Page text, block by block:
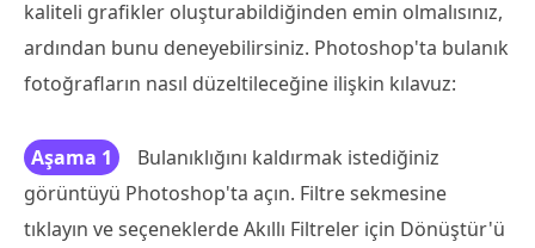
kaliteli grafikler oluşturabildiğinden emin olmalısınız,
ardından bunu deneyebilirsiniz. Photoshop'ta bulanık
fotoğrafların nasıl düzeltileceğine ilişkin kılavuz:
Aşama 1
Bulanıklığını kaldırmak istediğiniz
görüntüyü Photoshop'ta açın. Filtre sekmesine
tıklayın ve seçeneklerde Akıllı Filtreler için Dönüştür'ü